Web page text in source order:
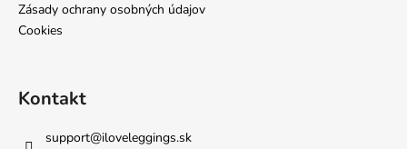
Zásady ochrany osobných údajov
Cookies
Kontakt
support@iloveleggings.sk